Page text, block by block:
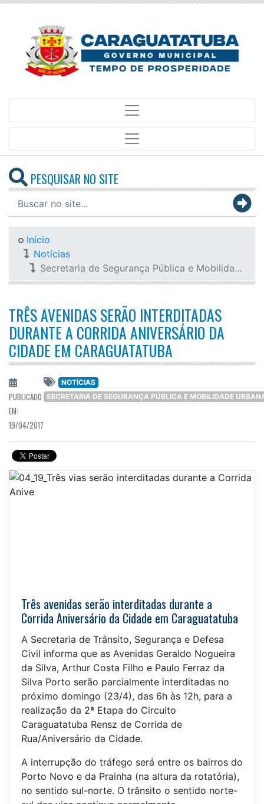
PESQUISAR NO SITE
Início
Notícias
Secretaria de Segurança Pública e Mobilidade Urbana
TRÊS AVENIDAS SERÃO INTERDITADAS
DURANTE A CORRIDA ANIVERSÁRIO DA
CIDADE EM CARAGUATATUBA
PUBLICADO
EM:
19/04/2017
NOTÍCIAS
SECRETARIA DE SEGURANÇA PÚBLICA E MOBILIDADE
Três avenidas serão interditadas durante a
Corrida Aniversário da Cidade em Caraguatatuba
A Secretaria de Trânsito, Segurança e Defesa
Civil informa que as Avenidas Geraldo Nogueira
da Silva, Arthur Costa Filho e Paulo Ferraz da
Silva Porto serão parcialmente interditadas no
próximo domingo (23/4), das 6h às 12h, para a
realização da 2ª Etapa do Circuito
Caraguatatuba Rensz de Corrida de
Rua/Aniversário da Cidade.
A interrupção do tráfego será entre os bairros do
Porto Novo e da Prainha (na altura da rotatória),
no sentido sul-norte. O trânsito o sentido norte-